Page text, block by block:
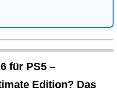
für PS5 –
Edition? Das